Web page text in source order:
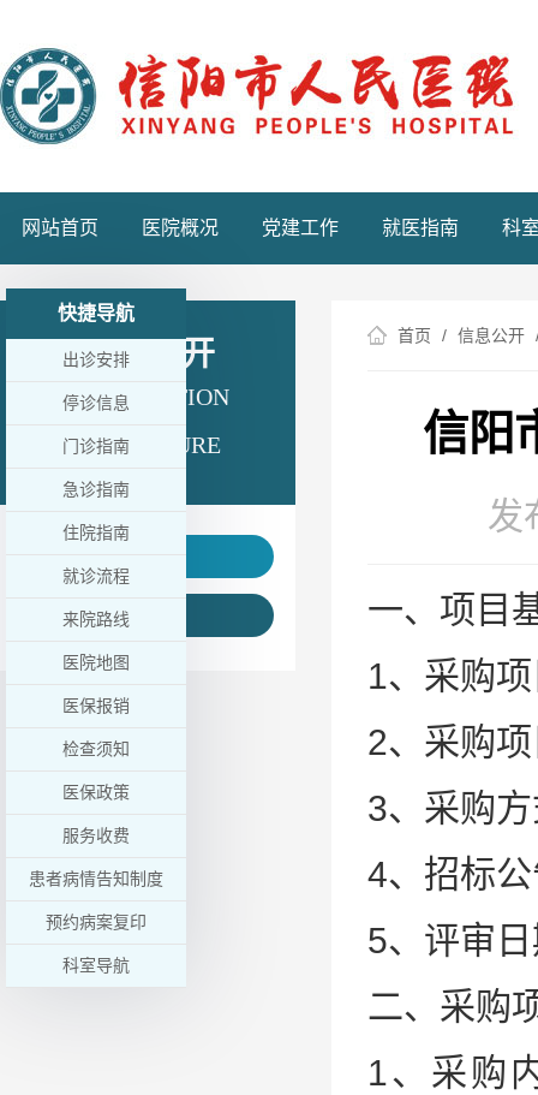
网站首页 医院概况 党建工作 就医指南 科
信息公开
INFORMATION
DISCLOSURE
院务公开
首页 信息公开
信阳
发
一、项目
1、采购
2、采购
3、采购
4、招标
5、评审
二、采购
1、采购
快捷导航
出诊安排
停诊信息
门诊指南
急诊指南
住院指南
就诊流程
来院路线
医院地图
医保报销
检查须知
医保政策
服务收费
患者病情告知制度
预约病案复印
科室导航